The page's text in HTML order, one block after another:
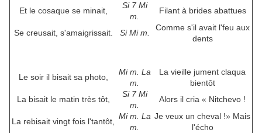
Et le cosaque se minait,
Si 7 Mi
m.
Filant à brides abattues
Se creusait, s'amaigrissait. Si Mi m.
Comme s'il avait l'feu aux
dents
Le soir il bisait sa photo,
Mi m. La
m.
La vieille jument claqua
bientôt
La bisait le matin très tôt,
Si 7 Mi
m.
Alors il cria « Nitchevo !
La rebisait vingt fois l'tantôt,
Mi m. La
m.
Je veux un cheval !» Mais
l'écho